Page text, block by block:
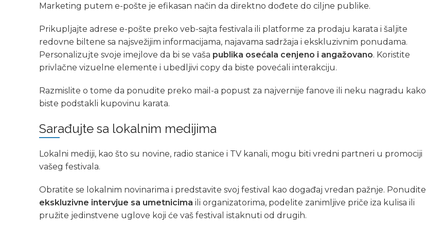
Marketing putem e-pošte je efikasan način da direktno dođete do ciljne publike.
Prikupljajte adrese e-pošte preko veb-sajta festivala ili platforme za prodaju karata i šaljite
redovne biltene sa najsvežijim informacijama, najavama sadržaja i ekskluzivnim ponudama.
Personalizujte svoje imejlove da bi se vaša publika osećala cenjeno i angažovano. Koristite
privlačne vizuelne elemente i ubedljivi copy da biste povećali interakciju.
Razmislite o tome da ponudite preko mail-a popust za najvernije fanove ili neku nagradu kako
biste podstakli kupovinu karata.
Sarađujte sa lokalnim medijima
Lokalni mediji, kao što su novine, radio stanice i TV kanali, mogu biti vredni partneri u promociji
vašeg festivala.
Obratite se lokalnim novinarima i predstavite svoj festival kao događaj vredan pažnje. Ponudite
ekskluzivne intervjue sa umetnicima ili organizatorima, podelite zanimljive priče iza kulisa ili
pružite jedinstvene uglove koji će vaš festival istaknuti od drugih.